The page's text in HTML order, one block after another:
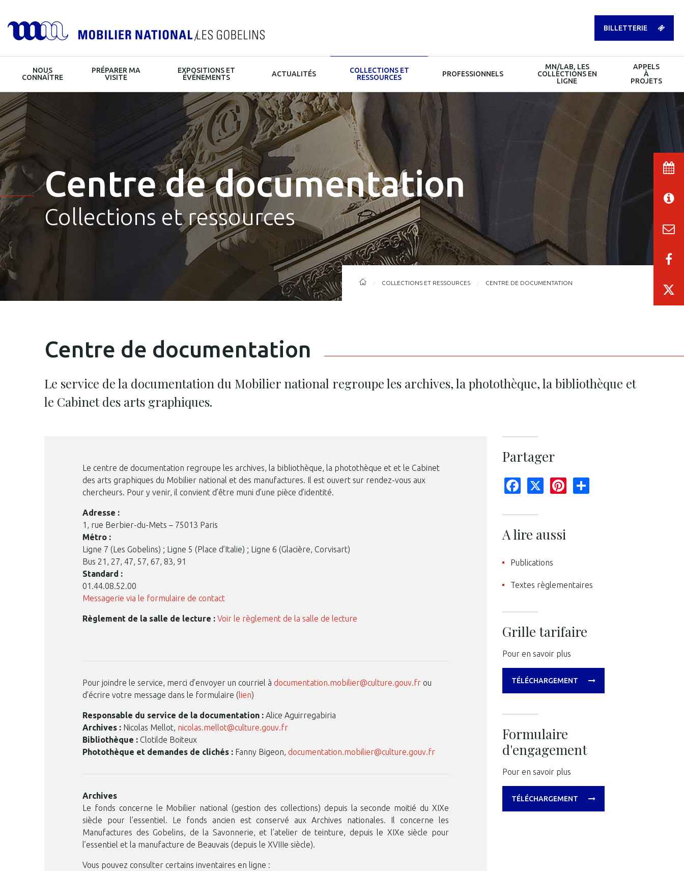
BILLETTERIE
principale
HOME
NOUS
CONNAÎTRE
PRÉPARER MA
VISITE
EXPOSITIONS ET
ÉVÉNEMENTS
ACTUALITÉS
COLLECTIONS ET
RESSOURCES
PROFESSIONNELS
MN/LAB, LES
COLLECTIONS EN
LIGNE
APPELS
À
PROJETS
FIL
MOBILIERCOLLECTIONS ET RESSOURCES CENTRE DE DOCUMENTATION
Centre de documentation
Collections et ressources
Centre de documentation
Le service de la documentation du Mobilier national regroupe les archives, la photothèque, la bibliothèque et
le Cabinet des arts graphiques.
Le centre de documentation regroupe les archives, la bibliothèque, la photothèque et et le Cabinet
des arts graphiques du Mobilier national et des manufactures. Il est ouvert sur rendez-vous aux
chercheurs. Pour y venir, il convient d’être muni d’une pièce d’identité.
Adresse :
1, rue Berbier-du-Mets – 75013 Paris
Métro :
Ligne 7 (Les Gobelins) ; Ligne 5 (Place d’Italie) ; Ligne 6 (Glacière, Corvisart)
Bus 21, 27, 47, 57, 67, 83, 91
Standard :
01.44.08.52.00
Messagerie via le formulaire de contact
Règlement de la salle de lecture : Voir le règlement de la salle de lecture
Pour joindre le service, merci d’envoyer un courriel à documentation.mobilier@culture.gouv.fr ou
d’écrire votre message dans le formulaire (lien)
Responsable du service de la documentation : Alice Aguirregabiria
Archives : Nicolas Mellot, nicolas.mellot@culture.gouv.fr
Bibliothèque : Clotilde Boiteux
Photothèque et demandes de clichés : Fanny Bigeon, documentation.mobilier@culture.gouv.fr
Archives
Le fonds concerne le Mobilier national (gestion des collections) depuis la seconde moitié du XIXe
siècle pour l’essentiel. Le fonds ancien est conservé aux Archives nationales. Il concerne les
Manufactures des Gobelins, de la Savonnerie, et l’atelier de teinture, depuis le XIXe siècle pour
l’essentiel et la manufacture de Beauvais (depuis le XVIIIe siècle).
Vous pouvez consulter certains inventaires en ligne :
Partager
Facebook Pinterest
A lire aussi
Publications
Textes règlementaires
Grille tarifaire
Pour en savoir plus
TÉLÉCHARGEMENT
Formulaire
d'engagement
Pour en savoir plus
TÉLÉCHARGEMENT